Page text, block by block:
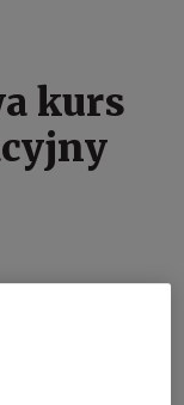
kurs
roku osiedlili
przez